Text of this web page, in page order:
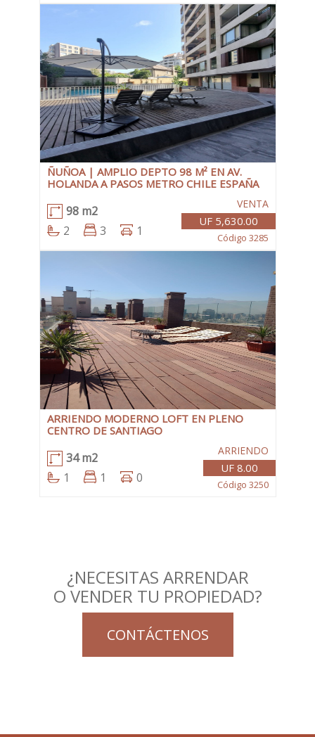
ÑUÑOA | AMPLIO DEPTO 98 M² EN AV.
HOLANDA A PASOS METRO CHILE ESPAÑA
98 m2
2
3 1
VENTA
UF 5,630.00
Código 3285
ARRIENDO MODERNO LOFT EN PLENO
CENTRO DE SANTIAGO
34 m2
1
1 0
ARRIENDO
UF 8.00
Código 3250
¿NECESITAS ARRENDAR
O VENDER TU PROPIEDAD?
CONTÁCTENOS